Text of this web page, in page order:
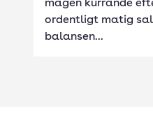
magen kurrande
ordentligt matig
balansen...